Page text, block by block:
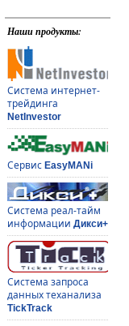
Наши продукты:
Система интернет-
трейдинга
NetInvestor
Сервис EasyMANi
Система реал-тайм
информации Дикси+
Система запроса
данных теханализа
TickTrack